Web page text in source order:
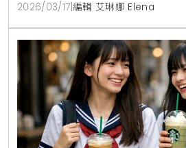
2026/03/17 編輯 艾琳娜 Elena